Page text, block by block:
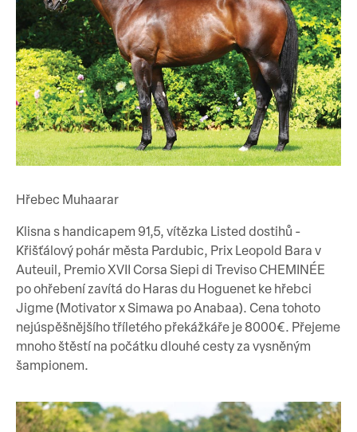
Hřebec Muhaarar
Klisna s handicapem 91,5, vítězka Listed dostihů -
Křišťálový pohár města Pardubic, Prix Leopold Bara v
Auteuil, Premio XVII Corsa Siepi di Treviso CHEMINÉE
po ohřebení zavítá do Haras du Hoguenet ke hřebci
Jigme (Motivator x Simawa po Anabaa). Cena tohoto
nejúspěšnějšího tříletého překážkáře je 8000€. Přejeme
mnoho štěstí na počátku dlouhé cesty za vysněným
šampionem.